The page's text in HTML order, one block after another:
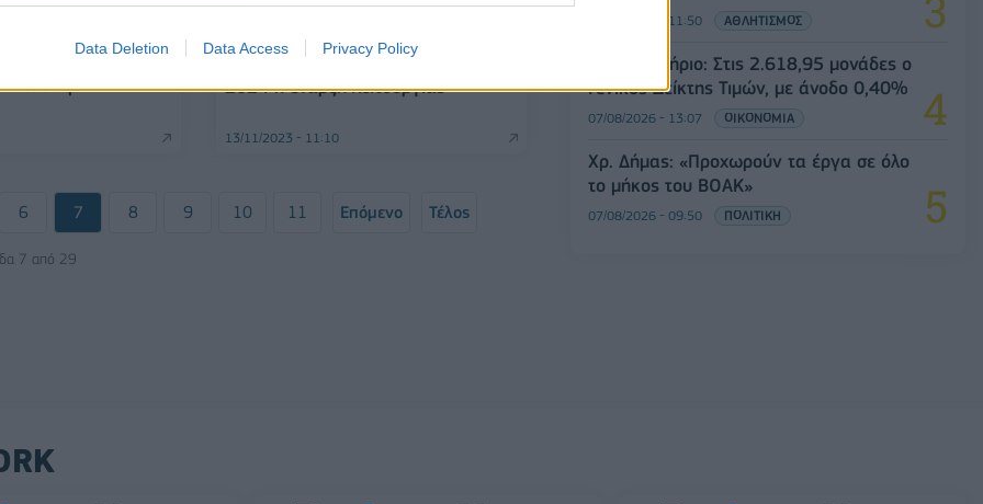
Data Deletion Data Access Privacy Policy
στο
μέτρηση για το σημείο πώλησης στο
Άγιον Όρος – Μέχρι τις αρχές του
2024 η έναρξη λειτουργίας
13/11/2023 - 11:10
6 7 8 9 10 11 Επόμενο Τέλος
7 από 29
07/08/2026 - 11:50 ΑΘΛΗΤΙΣΜΟΣ
Χρηματιστήριο: Στις 2.618,95 μονάδες ο
Γενικός Δείκτης Τιμών, με άνοδο 0,40%
07/08/2026 - 13:07 ΟΙΚΟΝΟΜΙΑ
Χρ. Δήμας: «Προχωρούν τα έργα σε όλο
το μήκος του ΒΟΑΚ»
07/08/2026 - 09:50 ΠΟΛΙΤΙΚΗ